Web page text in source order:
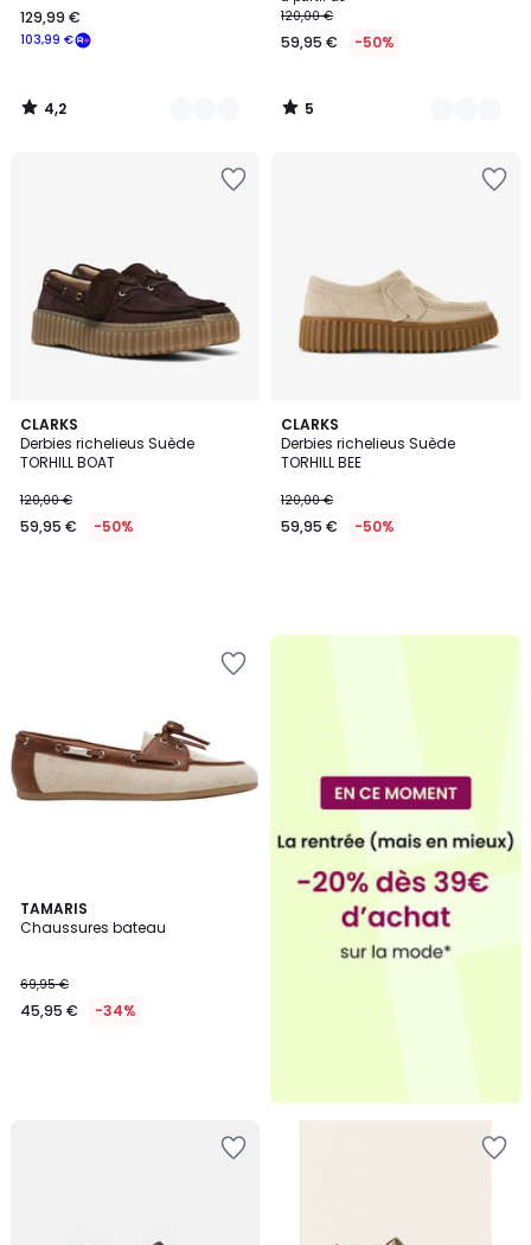
€
souscrivez
notre
programme
103,99 €
129,99 €
4,2
/
120,00 €
59,95 € -50%
5
/
CLARKS
Derbies richelieus Suède
TORHILL BOAT
120,00 €
59,95 € -50%
CLARKS
Derbies richelieus Suède
TORHILL BEE
120,00 €
59,95 € -50%
TAMARIS
Chaussures bateau
69,95 €
45,95 € -34%